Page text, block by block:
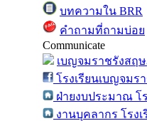
บทความใน BRR
คำถามที่ถามบ่อย
Communicate
เบญจมราชรังสฤ
โรงเรียนเบญจมร
ฝ่ายงบประมาณ โ
งานบุคลากร โรง